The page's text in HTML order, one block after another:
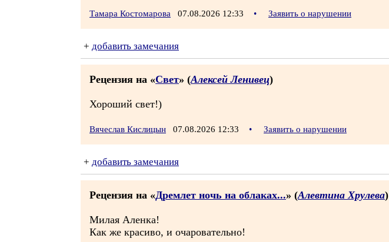
Тамара Костомарова 07.08.2026 12:33 • Заявить о нарушении
+ добавить замечания
Рецензия на «Свет» (Алексей Ленивец)
Хороший свет!)
Вячеслав Кислицын 07.08.2026 12:33 • Заявить о нарушении
+ добавить замечания
Рецензия на «Дремлет ночь на облаках...» (Алевтина Хрулева)
Милая Аленка!
Как же красиво, и очаровательно!